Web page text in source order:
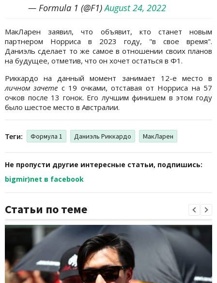
— Formula 1 (@F1)August 24, 2022
МакЛарен заявил, что объявит, кто станет новым
партнером Норриса в 2023 году, "в свое время".
Даниэль сделает то же самое в отношении своих планов
на будущее, отметив, что он хочет остаться в Ф1.
Риккардо на данный момент занимает 12-е место в
личном зачете с 19 очками, отставая от Норриса на 57
очков после 13 гонок. Его лучшим финишем в этом году
было шестое место в Австралии.
Теги: Формула 1 Даниэль Риккардо МакЛарен
Не пропусти другие интересные статьи, подпишись:
bigmir)net в facebook
Статьи по теме